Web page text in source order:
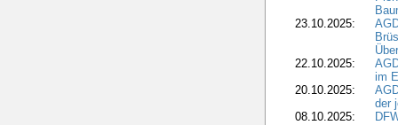
23.10.2025:
22.10.2025:
im
20.10.2025:
der
08.10.2025: